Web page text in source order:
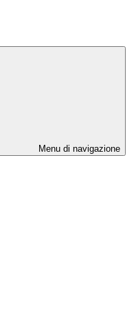
Menu di navigazione